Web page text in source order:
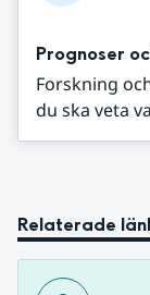
Prognoser
Forskning
du ska veta
Relaterade